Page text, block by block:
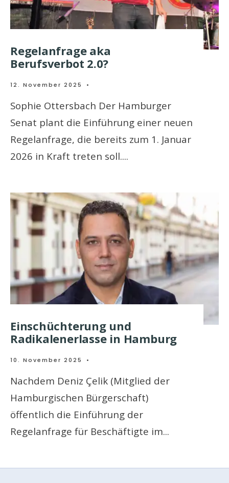
Regelanfrage aka
Berufsverbot 2.0?
12. November 2025 •
Sophie Ottersbach Der Hamburger
Senat plant die Einführung einer neuen
Regelanfrage, die bereits zum 1. Januar
2026 in Kraft treten soll....
Einschüchterung und
Radikalenerlasse in Hamburg
10. November 2025 •
Nachdem Deniz Çelik (Mitglied der
Hamburgischen Bürgerschaft)
öffentlich die Einführung der
Regelanfrage für Beschäftigte im...